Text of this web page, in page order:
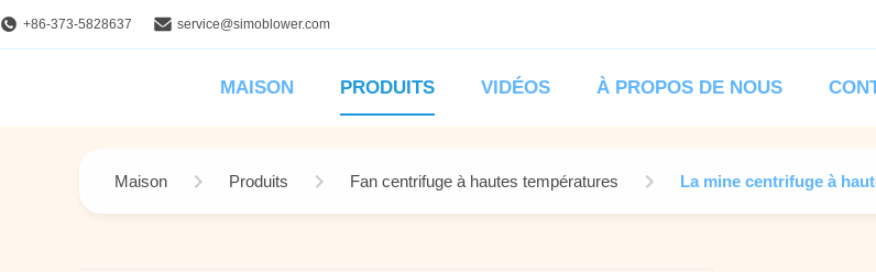
+86-373-5828637 service@simoblower.com
MAISON PRODUITS VIDÉOS À PROPOS DE NOUS
Maison Produits Fan centrifuge à hautes températures La mine centrifuge à